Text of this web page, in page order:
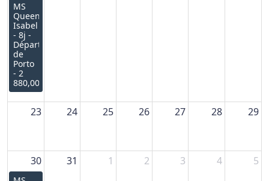
MS
Queen
Isabel
- 8j -
Départ
de
Porto
- 2
880,00€
23 24 25 26 27 28 29
30 31 1 2 3 4 5